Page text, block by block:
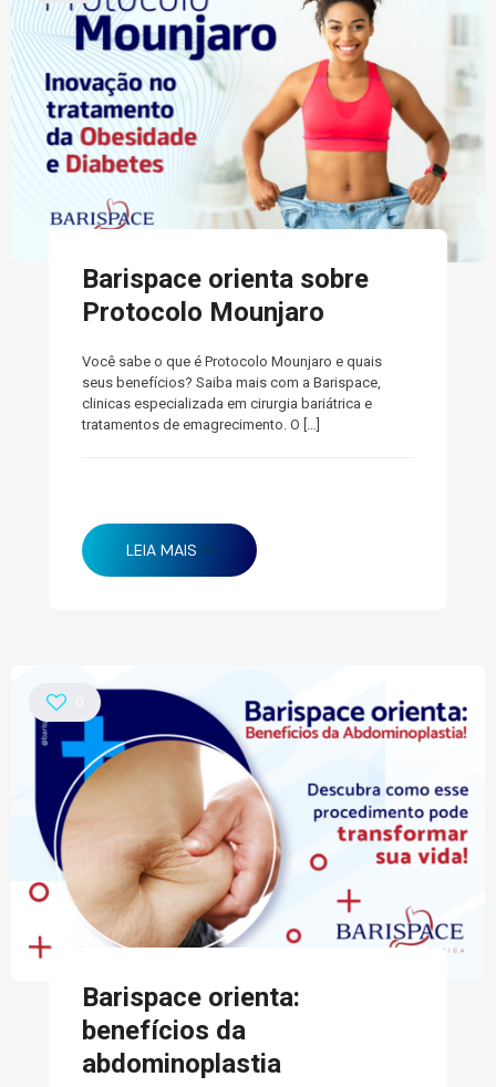
Barispace orienta sobre
Protocolo Mounjaro
Você sabe o que é Protocolo Mounjaro e quais
seus benefícios? Saiba mais com a Barispace,
clinicas especializada em cirurgia bariátrica e
tratamentos de emagrecimento. O […]
LEIA MAIS
Barispace orienta:
benefícios da
abdominoplastia